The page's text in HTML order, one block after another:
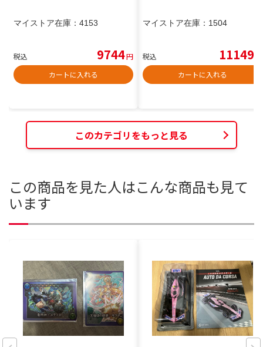
マイストア在庫： 4153
税込 9744円
カートに入れる
マイストア在庫： 1504
税込 11149
カートに入れる
このカテゴリをもっと見る
この商品を見た人はこんな商品も見て
います